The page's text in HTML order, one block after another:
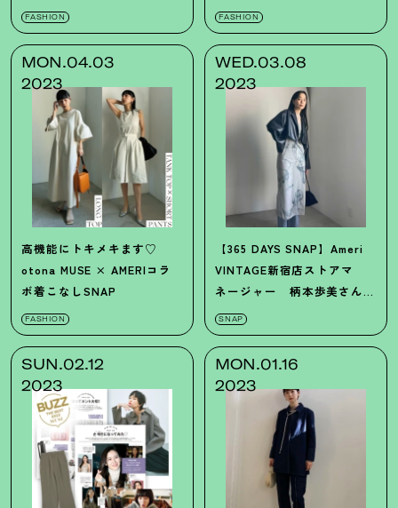
かな理由があった
FASHION
セットアップとロングトップ
スコラボを買い逃さないで！
FASHION
MON.04.03
2023
高機能にトキメキます♡
otona MUSE × AMERIコラ
ボ着こなしSNAP
FASHION
WED.03.08
2023
【365 DAYS SNAP】Ameri
VINTAGE新宿店ストアマ
ネージャー 柄本歩美さんの
ジャケットスタイル
SNAP
SUN.02.12
2023
MON.01.16
2023